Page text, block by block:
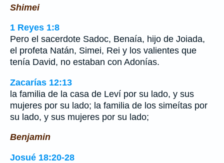
Shimei
1 Reyes 1:8
Pero el sacerdote Sadoc, Benaía, hijo de Joiada,
el profeta Natán, Simei, Rei y los valientes que
tenía David, no estaban con Adonías.
Zacarías 12:13
la familia de la casa de Leví por su lado, y sus
mujeres por su lado; la familia de los simeítas por
su lado, y sus mujeres por su lado;
Benjamin
Josué 18:20-28